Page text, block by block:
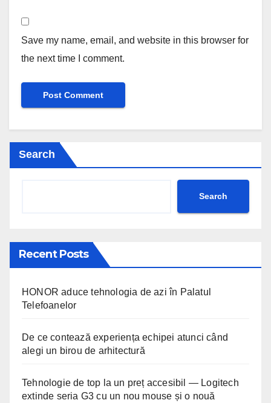
Save my name, email, and website in this browser for
the next time I comment.
Search
Search
Recent Posts
HONOR aduce tehnologia de azi în Palatul
Telefoanelor
De ce contează experiența echipei atunci când
alegi un birou de arhitectură
Tehnologie de top la un preț accesibil — Logitech
extinde seria G3 cu un nou mouse și o nouă